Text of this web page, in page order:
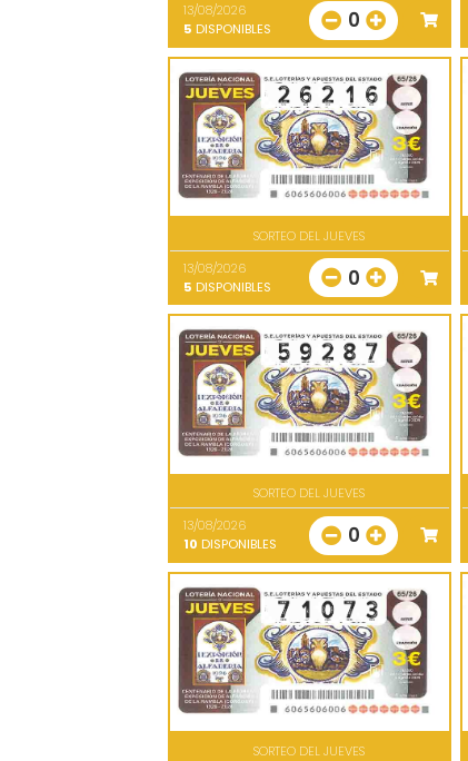
13/08/2026
5 DISPONIBLES 0
SORTEO DEL JUEVES
13/08/2026
5 DISPONIBLES 0
SORTEO DEL JUEVES
13/08/2026
10 DISPONIBLES 0
SORTEO DEL JUEVES